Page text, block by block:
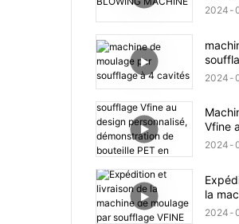
2024
2024
Vfine
2024
la
par
2024